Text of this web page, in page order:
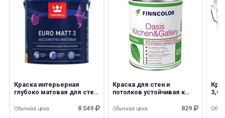
Краска интерьерная
глубоко матовая для стен
С Tikkurila
8 549
Обычная цена
Краска для стен и
потолков устойчивая к
Kitchen@Gallery 7 0,9л A
829
Обычная цена